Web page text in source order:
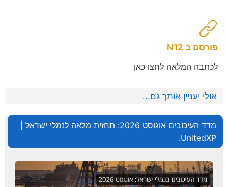
פורסם ב N12
לכתבה המלאה לחצו כאן
אולי יעניין אותך גם...
מדד העיכובים אוגוסט 2026: תחזית מלאה לנמלי ישראל |
UnitedXP.